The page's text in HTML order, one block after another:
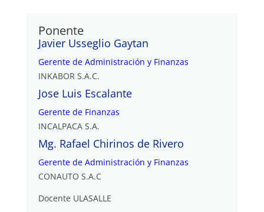
Ponente
Javier Usseglio Gaytan
Gerente de Administración y Finanzas
INKABOR S.A.C.
Jose Luis Escalante
Gerente de Finanzas
INCALPACA S.A.
Mg. Rafael Chirinos de Rivero
Gerente de Administración y Finanzas
CONAUTO S.A.C
Docente ULASALLE